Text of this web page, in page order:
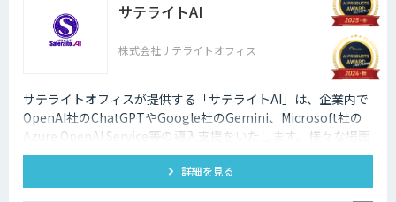
サテライトAI
株式会社サテライトオフィス
サテライトオフィスが提供する「サテライトAI」は、企業内で
OpenAI社のChatGPTやGoogle社のGemini、Microsoft社の
Azure OpenAI Service等の導入支援をいたします。様々な場面
で生成AIを活用して企業の業務改善をサポートいたします。法
人向けの生成AIの導入はサテライトオフィスにご相談くださ
い。
詳細を見る